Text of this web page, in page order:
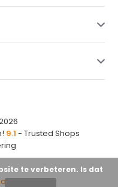
9.1 - Trusted Shops
te verbeteren. Is dat